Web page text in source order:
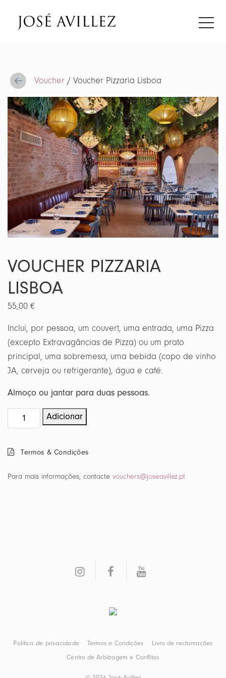
Voucher / Voucher Pizzaria Lisboa
VOUCHER PIZZARIA
LISBOA
55,00 €
Inclui, por pessoa, um couvert, uma entrada, uma Pizza
(excepto Extravagâncias de Pizza) ou um prato
principal, uma sobremesa, uma bebida (copo de vinho
JA, cerveja ou refrigerante), água e café.
Almoço ou jantar para duas pessoas.
Quantidade
de
Pizzaria
Adicionar
Termos & Condições
Para mais informações, contacte vouchers@joseavillez.pt
Política de privacidade Termos e Condições
Livro de reclamações
Centro de Arbitragem e Conflitos